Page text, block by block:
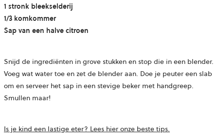
1 stronk bleekselderij
1/3 komkommer
Sap van een halve citroen
Snijd de ingrediënten in grove stukken en stop die in een blender.
Voeg wat water toe en zet de blender aan. Doe je peuter een slab
om en serveer het sap in een stevige beker met handgreep.
Smullen maar!
Is je kind een lastige eter? Lees hier onze beste tips.